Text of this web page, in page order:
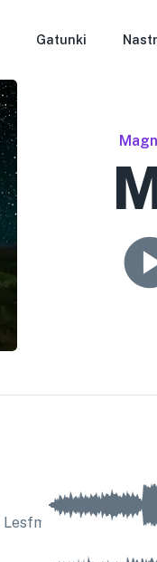
Gatunki
Lesfm